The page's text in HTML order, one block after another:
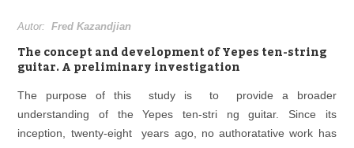
Biblioteca
Área personal Reproductor
Autor:Fred Kazandjian
The concept and development of Yepes ten-string
guitar. A preliminary investigation
The purpose of this study is to provide a broader
understanding of the Yepes ten-stri ng guitar. Since its
inception, twenty-eight years ago, no authoratative work has